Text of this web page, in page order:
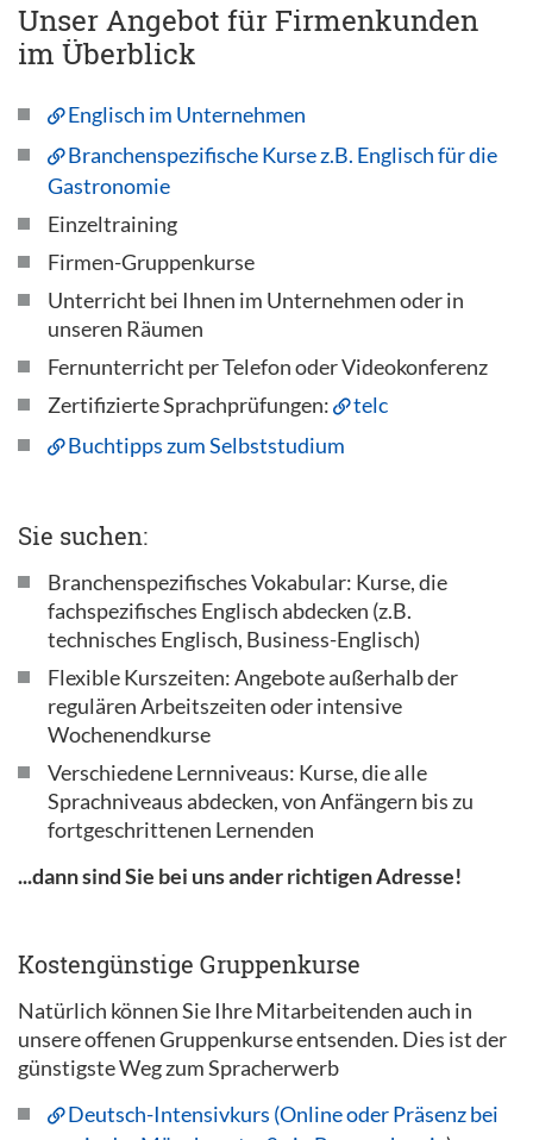
Unser Angebot für Firmenkunden
im Überblick
Englisch im Unternehmen
Branchenspezifische Kurse z.B. Englisch für die
Gastronomie
Einzeltraining
Firmen-Gruppenkurse
Unterricht bei Ihnen im Unternehmen oder in
unseren Räumen
Fernunterricht per Telefon oder Videokonferenz
Zertifizierte Sprachprüfungen:
telc
Buchtipps zum Selbststudium
Sie suchen:
Branchenspezifisches Vokabular: Kurse, die
fachspezifisches Englisch abdecken (z.B.
technisches Englisch, Business-Englisch)
Flexible Kurszeiten: Angebote außerhalb der
regulären Arbeitszeiten oder intensive
Wochenendkurse
Verschiedene Lernniveaus: Kurse, die alle
Sprachniveaus abdecken, von Anfängern bis zu
fortgeschrittenen Lernenden
...dann sind Sie bei uns ander richtigen Adresse!
Kostengünstige Gruppenkurse
Natürlich können Sie Ihre Mitarbeitenden auch in
unsere offenen Gruppenkurse entsenden. Dies ist der
günstigste Weg zum Spracherwerb
Deutsch-Intensivkurs (Online oder Präsenz bei